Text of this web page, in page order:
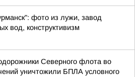
фото из лужи, завод
вод, конструктивизм
Северного флота во
уничтожили БПЛА условного